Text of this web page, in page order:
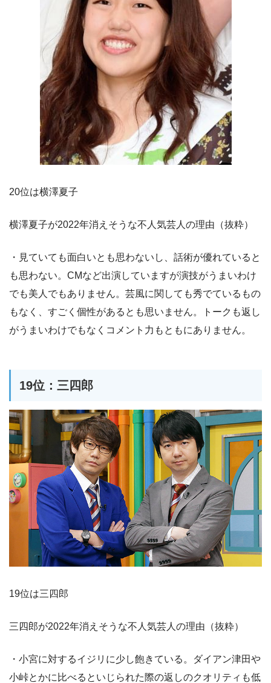
20位は横澤夏子
横澤夏子が2022年消えそうな不人気芸人の理由（抜粋）
・見ていても面白いとも思わないし、話術が優れていると
も思わない。CMなど出演していますが演技がうまいわけ
でも美人でもありません。芸風に関しても秀でているもの
もなく、すごく個性があるとも思いません。トークも返し
がうまいわけでもなくコメント力もともにありません。
19位：三四郎
19位は三四郎
三四郎が2022年消えそうな不人気芸人の理由（抜粋）
・小宮に対するイジリに少し飽きている。ダイアン津田や
小峠とかに比べるといじられた際の返しのクオリティも低